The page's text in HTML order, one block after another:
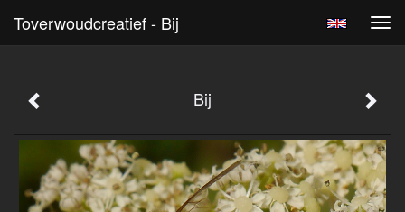
Toverwoudcreatief - Bij
Bij